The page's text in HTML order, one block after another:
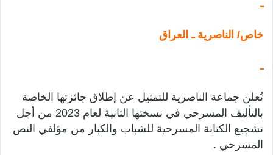
ـ
خاص/ الناصرية ـ العراق
ـ
تُعلن جماعة الناصرية للتمثيل عن إطلاق جائزتها الخاصة
بالتأليف المسرحي في نسختها الثانية لعام 2023 من أجل
تشجيع الكتابة المسرحية للشباب والكبار من مؤلفي النص
المسرحي .